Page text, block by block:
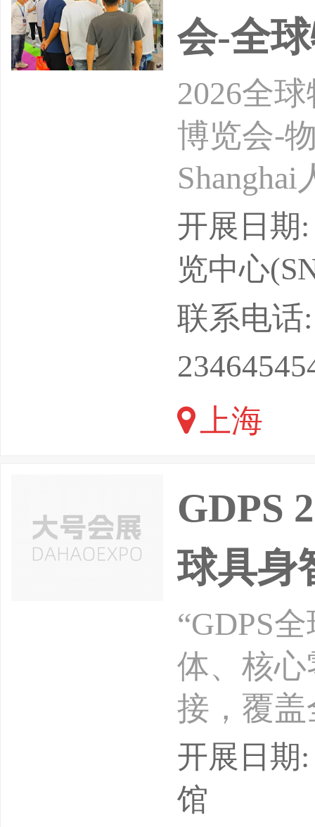
会-全
2026全
博览会-
业显示|
地点：
于展会
业生态博
日在上
开展日期
览中心
联系电话
上海
GDPS
球具身
“GDPS
体、核
接，覆
沿科技
资洽谈
开展日期
馆